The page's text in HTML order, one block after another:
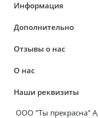
Информация
Дополнительно
Отзывы о нас
О нас
Наши реквизиты
ООО "Ты прекрасна"